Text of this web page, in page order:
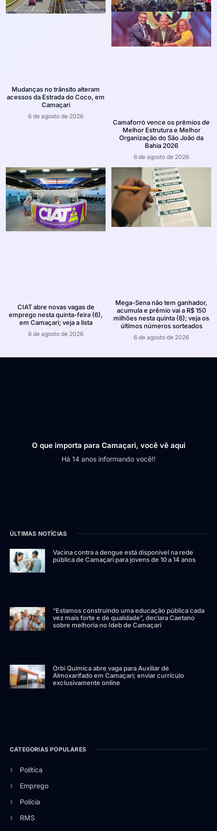
Mudanças no trânsito alteram
acessos da Estrada do Coco, em
Camaçari
6 de agosto de 2026
Camaforró vence os prêmios de
Melhor Estrutura e Melhor
Organização do São João da
Bahia 2026
6 de agosto de 2026
CIAT abre novas vagas de
emprego nesta quinta-feira (6),
em Camaçari; veja a lista
6 de agosto de 2026
Mega-Sena não tem ganhador,
acumula e prêmio vai a R$ 150
milhões nesta quinta (6); veja os
últimos números sorteados
6 de agosto de 2026
O que importa para Camaçari, você vê aqui
Há 14 anos informando você!!
ÚLTIMAS NOTÍCIAS
Vacina contra a dengue está disponível na rede
pública de Camaçari para jovens de 10 a 14 anos
“Estamos construindo uma educação pública cada
vez mais forte e de qualidade”, declara Caetano
sobre melhoria no Ideb de Camaçari
Orbi Química abre vaga para Auxiliar de
Almoxarifado em Camaçari; enviar currículo
exclusivamente online
CATEGORIAS POPULARES
Política
Emprego
Polícia
RMS